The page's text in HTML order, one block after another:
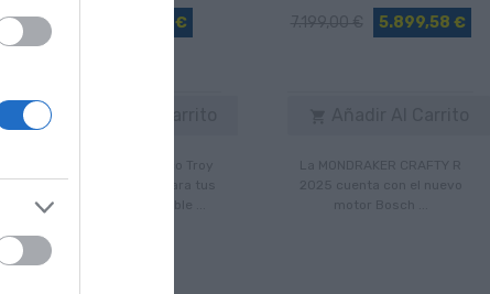
6,90 €
descensos. Disponible ...
5.899,58 €